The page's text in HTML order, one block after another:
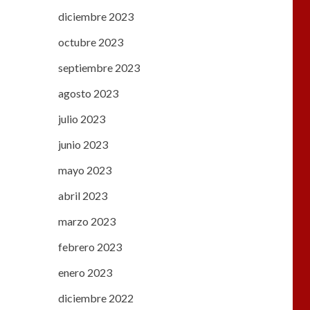
diciembre 2023
octubre 2023
septiembre 2023
agosto 2023
julio 2023
junio 2023
mayo 2023
abril 2023
marzo 2023
febrero 2023
enero 2023
diciembre 2022